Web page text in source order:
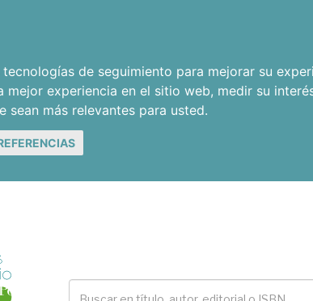
de seguimiento para mejorar su
mejor experiencia en el sitio web, medir su
sean más relevantes para usted.